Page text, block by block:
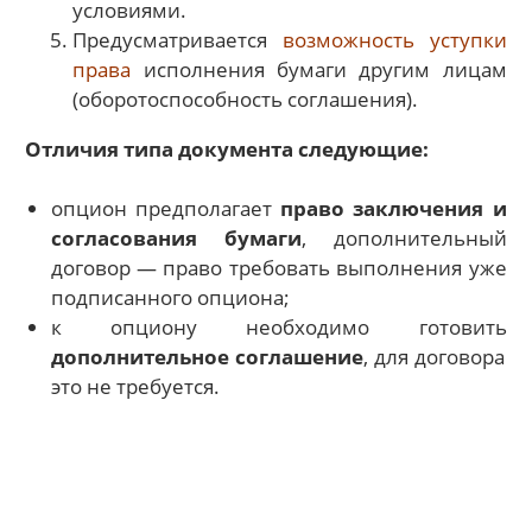
условиями.
Предусматривается возможность уступки
права исполнения бумаги другим лицам
(оборотоспособность соглашения).
Отличия типа документа следующие:
опцион предполагает право заключения и
согласования бумаги, дополнительный
договор — право требовать выполнения уже
подписанного опциона;
к опциону необходимо готовить
дополнительное соглашение, для договора
это не требуется.